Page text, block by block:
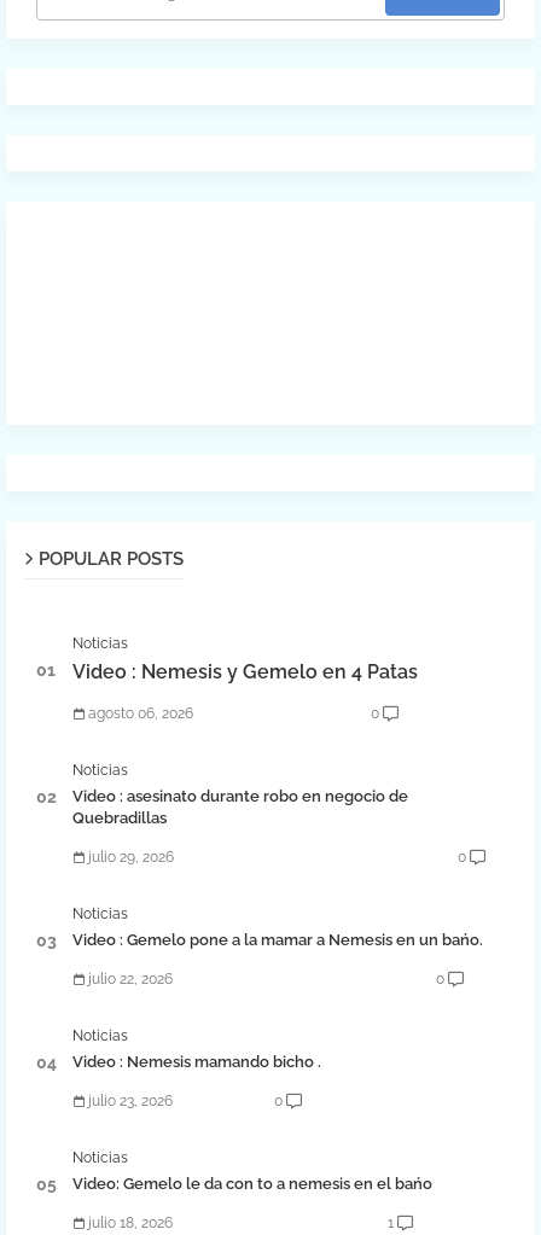
POPULAR POSTS
Noticias
Video : Nemesis y Gemelo en 4 Patas
agosto 06, 2026 0
Noticias
Video : asesinato durante robo en negocio de
Quebradillas
julio 29, 2026 0
Noticias
Video : Gemelo pone a la mamar a Nemesis en un bańo.
julio 22, 2026 0
Noticias
Video : Nemesis mamando bicho .
julio 23, 2026 0
Noticias
Video: Gemelo le da con to a nemesis en el bańo
julio 18, 2026 1